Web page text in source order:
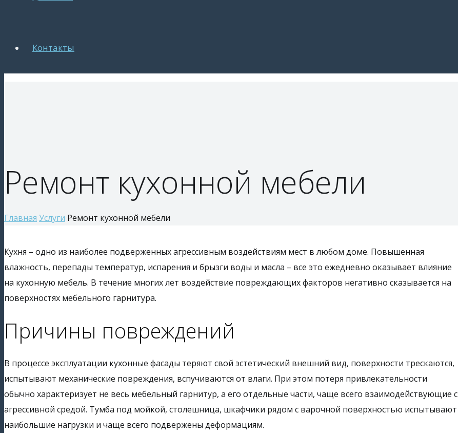
Контакты
Ремонт кухонной мебели
Главная Услуги Ремонт кухонной мебели
Кухня – одно из наиболее подверженных агрессивным воздействиям мест в любом доме. Повышенная
влажность, перепады температур, испарения и брызги воды и масла – все это ежедневно оказывает влияние
на кухонную мебель. В течение многих лет воздействие повреждающих факторов негативно сказывается на
поверхностях мебельного гарнитура.
Причины повреждений
В процессе эксплуатации кухонные фасады теряют свой эстетический внешний вид, поверхности трескаются,
испытывают механические повреждения, вспучиваются от влаги. При этом потеря привлекательности
обычно характеризует не весь мебельный гарнитур, а его отдельные части, чаще всего взаимодействующие с
агрессивной средой. Тумба под мойкой, столешница, шкафчики рядом с варочной поверхностью испытывают
наибольшие нагрузки и чаще всего подвержены деформациям.